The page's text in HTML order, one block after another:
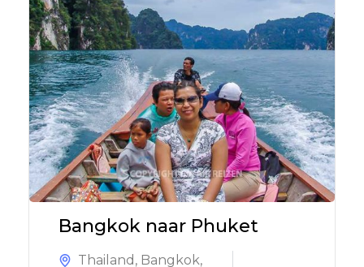
Bangkok naar Phuket
Thailand , Bangkok,